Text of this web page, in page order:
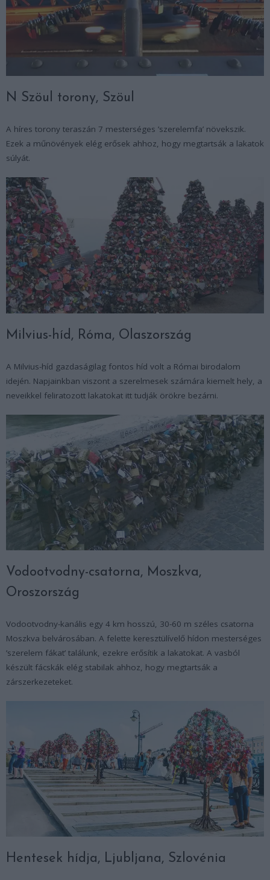
N Szöul torony, Szöul
A híres torony teraszán 7 mesterséges ’szerelemfa’ növekszik.
Ezek a műnövények elég erősek ahhoz, hogy megtartsák a lakatok
súlyát.
Milvius-híd, Róma, Olaszország
A Milvius-híd gazdaságilag fontos híd volt a Római birodalom
idején. Napjainkban viszont a szerelmesek számára kiemelt hely, a
neveikkel feliratozott lakatokat itt tudják örökre bezárni.
Vodootvodny-csatorna, Moszkva,
Oroszország
Vodootvodny-kanális egy 4 km hosszú, 30-60 m széles csatorna
Moszkva belvárosában. A felette keresztülívelő hídon mesterséges
’szerelem fákat’ találunk, ezekre erősítik a lakatokat. A vasból
készült fácskák elég stabilak ahhoz, hogy megtartsák a
zárszerkezeteket.
Hentesek hídja, Ljubljana, Szlovénia